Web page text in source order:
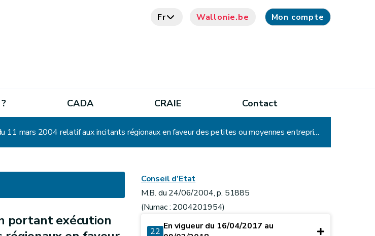
Fr Wallonie.be Mon compte
CADA CRAIE Contact
Arrêté du Gouvernement wallon portant exécution du décret du 11 mars 2004 relatif aux incitants régionaux en faveur des petites ou moyennes entreprises
portant exécution
Conseil d’Etat
M.B. du 24/06/2004, p. 51885
(Numac : 2004201954)
22 En vigueur du 16/04/2017 au